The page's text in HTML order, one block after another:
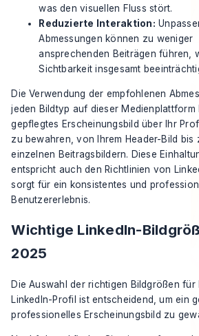
was den visuellen Fluss stört.
Reduzierte Interaktion:
Abmessungen können zu weniger
ansprechenden Beiträgen führen,
Sichtbarkeit insgesamt
Die Verwendung der empfohlenen
jeden Bildtyp auf dieser Medienplattform
gepflegtes Erscheinungsbild über Ihr
zu bewahren, von Ihrem Header-Bild bis
einzelnen Beitragsbildern. Diese
entspricht auch den Richtlinien von
sorgt für ein konsistentes und
Benutzererlebnis.
Wichtige LinkedIn-
2025
Die Auswahl der richtigen Bildgrößen für
LinkedIn-Profil ist entscheidend, um ein
professionelles Erscheinungsbild zu